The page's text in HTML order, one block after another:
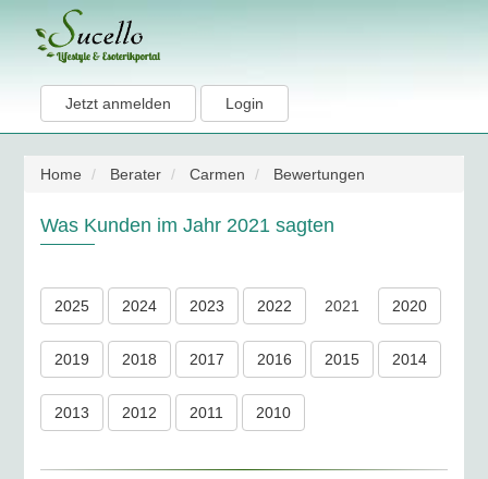
Jetzt anmelden Login
Home Berater Carmen Bewertungen
Was Kunden im Jahr 2021 sagten
2025 2024 2023 2022 2021 2020
2019 2018 2017 2016 2015 2014
2013 2012 2011 2010